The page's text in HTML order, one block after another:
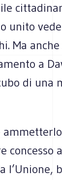
unito
Ma
a
di una
ammetterlo
concesso
l’Unione,